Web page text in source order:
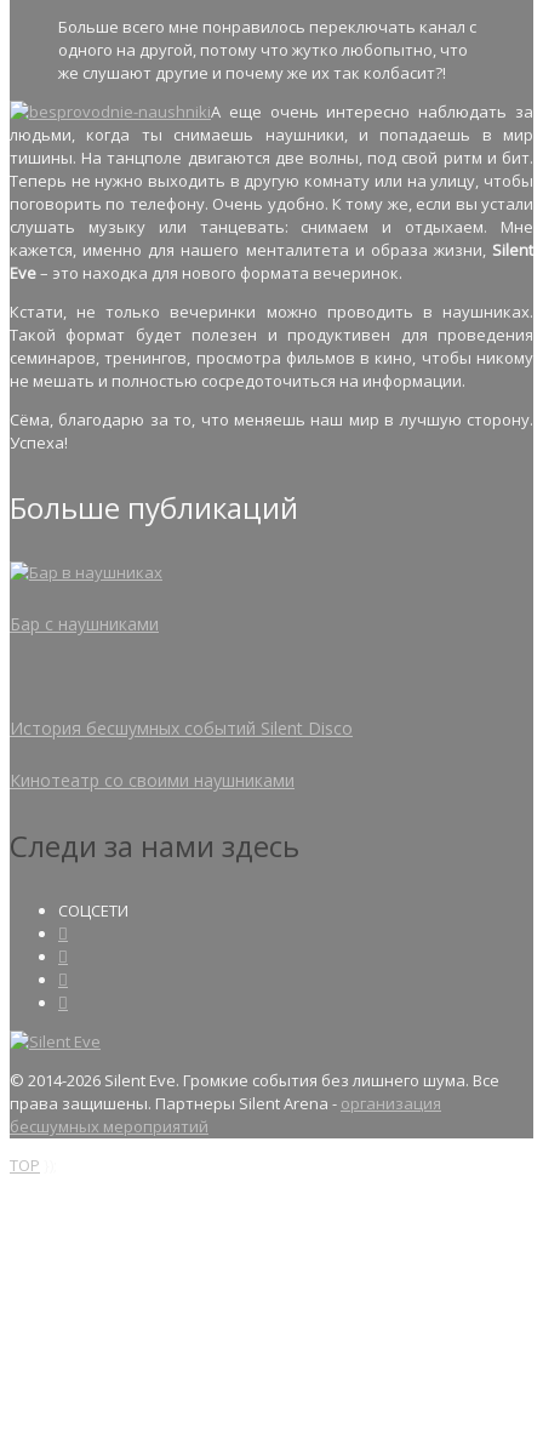
Больше всего мне понравилось переключать канал с
одного на другой, потому что жутко любопытно, что
же слушают другие и почему же их так колбасит?!
А еще очень интересно наблюдать за
людьми, когда ты снимаешь наушники, и попадаешь в мир
тишины. На танцполе двигаются две волны, под свой ритм и бит.
Теперь не нужно выходить в другую комнату или на улицу, чтобы
поговорить по телефону. Очень удобно. К тому же, если вы устали
слушать музыку или танцевать: снимаем и отдыхаем. Мне
кажется, именно для нашего менталитета и образа жизни, Silent
Eve– это находка для нового формата вечеринок.
Кстати, не только вечеринки можно проводить в наушниках.
Такой формат будет полезен и продуктивен для проведения
семинаров, тренингов, просмотра фильмов в кино, чтобы никому
не мешать и полностью сосредоточиться на информации.
Сёма, благодарю за то, что меняешь наш мир в лучшую сторону.
Успеха!
Больше публикаций
Бар с наушниками
История бесшумных событий Silent Disco
Кинотеатр со своими наушниками
Следи за нами здесь
СОЦСЕТИ
© 2014-2026 Silent Eve. Громкие события без лишнего шума. Все
права защишены. Партнеры Silent Arena - организация
бесшумных мероприятий
TOP